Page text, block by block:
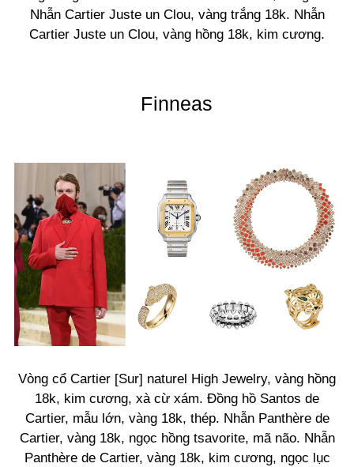
Nhẫn Cartier Juste un Clou, vàng trắng 18k. Nhẫn
Cartier Juste un Clou, vàng hồng 18k, kim cương.
Finneas
Vòng cổ Cartier [Sur] naturel High Jewelry, vàng hồng
18k, kim cương, xà cừ xám. Đồng hồ Santos de
Cartier, mẫu lớn, vàng 18k, thép. Nhẫn Panthère de
Cartier, vàng 18k, ngọc hồng tsavorite, mã não. Nhẫn
Panthère de Cartier, vàng 18k, kim cương, ngọc lục